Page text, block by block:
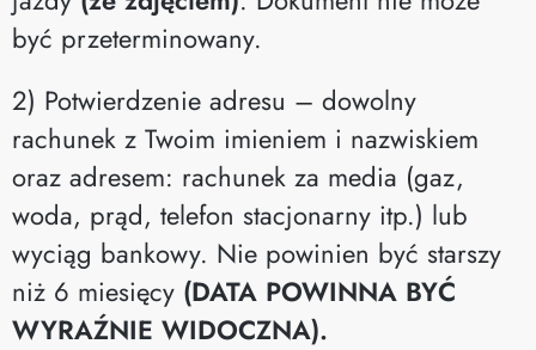
być przeterminowany.
2) Potwierdzenie adresu – dowolny
rachunek z Twoim imieniem i nazwiskiem
oraz adresem: rachunek za media (gaz,
woda, prąd, telefon stacjonarny itp.) lub
wyciąg bankowy. Nie powinien być starszy
niż 6 miesięcy (DATA POWINNA BYĆ
WYRAŹNIE WIDOCZNA).